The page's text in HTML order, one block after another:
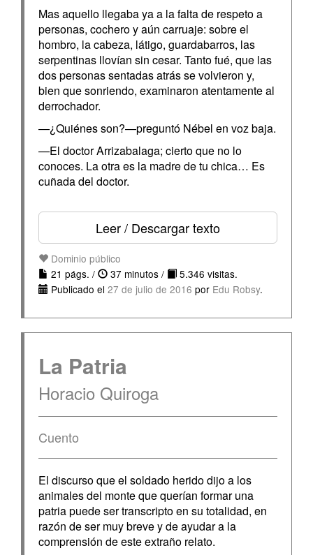
Mas aquello llegaba ya a la falta de respeto a
personas, cochero y aún carruaje: sobre el
hombro, la cabeza, látigo, guardabarros, las
serpentinas llovían sin cesar. Tanto fué, que las
dos personas sentadas atrás se volvieron y,
bien que sonriendo, examinaron atentamente al
derrochador.
—¿Quiénes son?—preguntó Nébel en voz baja.
—El doctor Arrizabalaga; cierto que no lo
conoces. La otra es la madre de tu chica… Es
cuñada del doctor.
Leer / Descargar texto
Dominio público
21 págs. /
37 minutos /
5.346 visitas.
Publicado el 27 de julio de 2016 por Edu Robsy.
La Patria
Horacio Quiroga
Cuento
El discurso que el soldado herido dijo a los
animales del monte que querían formar una
patria puede ser transcripto en su totalidad, en
razón de ser muy breve y de ayudar a la
comprensión de este extraño relato.